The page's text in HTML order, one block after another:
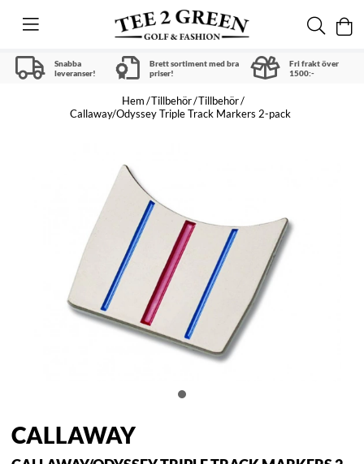
Snabba
leveranser!
Brett sortiment med bra
priser!
Fri frakt över
1500:-
Hem Tillbehör Tillbehör
Callaway/Odyssey Triple Track Markers 2-pack
CALLAWAY